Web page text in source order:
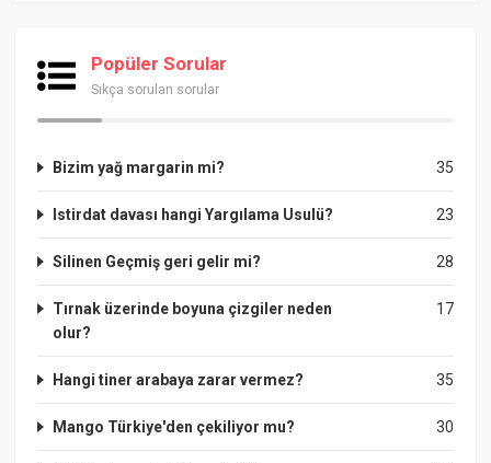
Popüler Sorular
Sıkça sorulan sorular
35
Bizim yağ margarin mi?
23
Istirdat davası hangi Yargılama Usulü?
28
Silinen Geçmiş geri gelir mi?
17
Tırnak üzerinde boyuna çizgiler neden
olur?
35
Hangi tiner arabaya zarar vermez?
30
Mango Türkiye'den çekiliyor mu?